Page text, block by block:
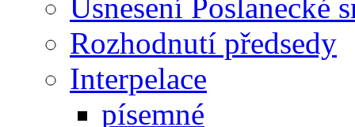
Usnesení Poslanecké
Rozhodnutí předsedy
Interpelace
písemné